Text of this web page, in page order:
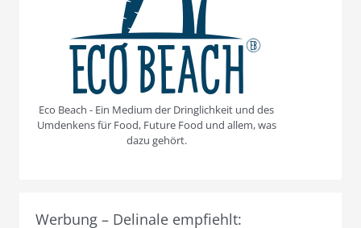
Eco Beach - Ein Medium der Dringlichkeit und des
Umdenkens für Food, Future Food und allem, was
dazu gehört.
Werbung – Delinale empfiehlt: